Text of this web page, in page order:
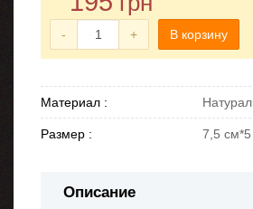
- + В корзину
Материал :
Размер : 7,5
Описание